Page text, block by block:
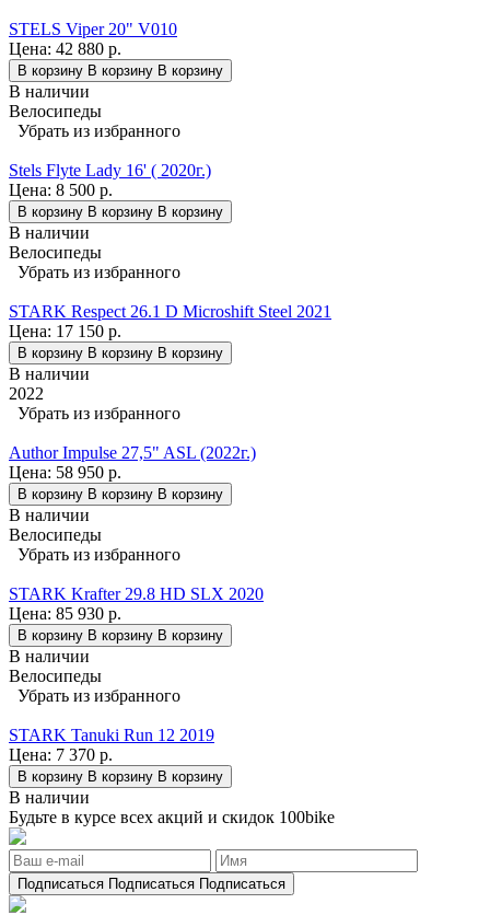
STELS Viper 20" V010
Цена: 42 880 р.
В корзину В корзину В корзину
В наличии
Велосипеды
Убрать из избранного
Stels Flyte Lady 16' ( 2020г.)
Цена: 8 500 р.
В корзину В корзину В корзину
В наличии
Велосипеды
Убрать из избранного
STARK Respect 26.1 D Microshift Steel 2021
Цена: 17 150 р.
В корзину В корзину В корзину
В наличии
2022
Убрать из избранного
Author Impulse 27,5" ASL (2022г.)
Цена: 58 950 р.
В корзину В корзину В корзину
В наличии
Велосипеды
Убрать из избранного
STARK Krafter 29.8 HD SLX 2020
Цена: 85 930 р.
В корзину В корзину В корзину
В наличии
Велосипеды
Убрать из избранного
STARK Tanuki Run 12 2019
Цена: 7 370 р.
В корзину В корзину В корзину
В наличии
Будьте в курсе всех акций и скидок 100bike
Подписаться Подписаться Подписаться